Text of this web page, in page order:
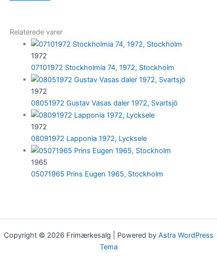
Relaterede varer
1972
07101972 Stockholmia 74, 1972, Stockholm
1972
08051972 Gustav Vasas daler 1972, Svartsjö
1972
08091972 Lapponia 1972, Lycksele
1965
05071965 Prins Eugen 1965, Stockholm
Copyright © 2026 Frimærkesalg | Powered by Astra WordPress
Tema